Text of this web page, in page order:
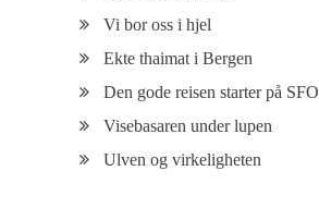
Vi bor oss i hjel
Ekte thaimat i Bergen
Den gode reisen starter på SFO
Visebasaren under lupen
Ulven og virkeligheten